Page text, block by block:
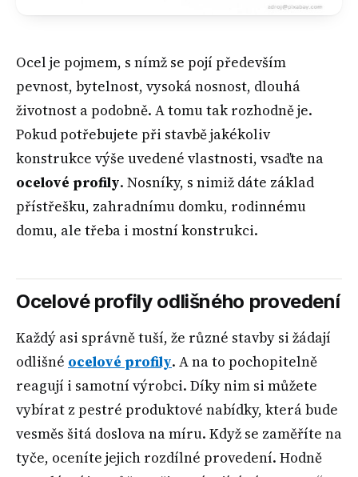
Ocel je pojmem, s nímž se pojí především
pevnost, bytelnost, vysoká nosnost, dlouhá
životnost a podobně. A tomu tak rozhodně je.
Pokud potřebujete při stavbě jakékoliv
konstrukce výše uvedené vlastnosti, vsaďte na
ocelové profily. Nosníky, s nimiž dáte základ
přístřešku, zahradnímu domku, rodinnému
domu, ale třeba i mostní konstrukci.
Ocelové profily odlišného provedení
Každý asi správně tuší, že různé stavby si žádají
odlišné ocelové profily. A na to pochopitelně
reagují i samotní výrobci. Díky nim si můžete
vybírat z pestré produktové nabídky, která bude
vesměs šitá doslova na míru. Když se zaměříte na
tyče, oceníte jejich rozdílné provedení. Hodně